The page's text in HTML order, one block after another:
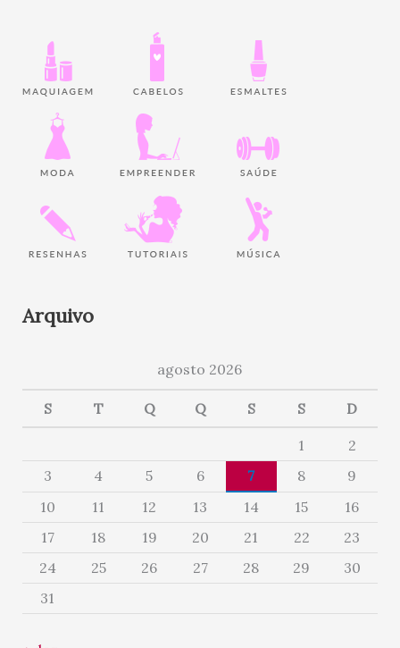
Arquivo
agosto 2026
S T Q Q S S D
1
2
3
4 5 6 7 8
9
10
11 12 13 14 15
16
17
18 19 20 21 22
23
24
25 26 27 28 29
30
31